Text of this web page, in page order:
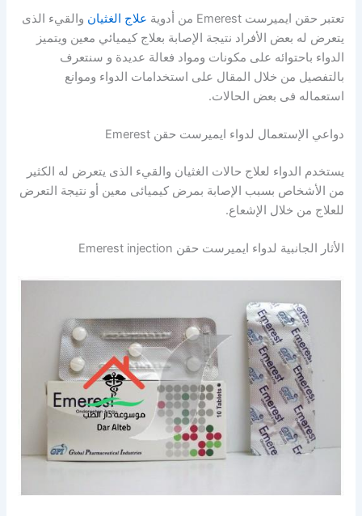
تعتبر حقن ايميرست Emerest من أدوية علاج الغثيان والقيء الذى
يتعرض له بعض الأفراد نتيجة الإصابة بعلاج كيميائي معين ويتميز
الدواء باحتوائه على مكونات ومواد فعالة عديدة و سنتعرف
بالتفصيل من خلال المقال على استخدامات الدواء وموانع
استعماله فى بعض الحالات.
دواعي الإستعمال لدواء ايميرست حقن Emerest
يستخدم الدواء لعلاج حالات الغثيان والقيء الذى يتعرض له الكثير
من الأشخاص بسبب الإصابة بمرض كيميائى معين أو نتيجة التعرض
للعلاج من خلال الإشعاع.
الأثار الجانبية لدواء ايميرست حقن Emerest injection